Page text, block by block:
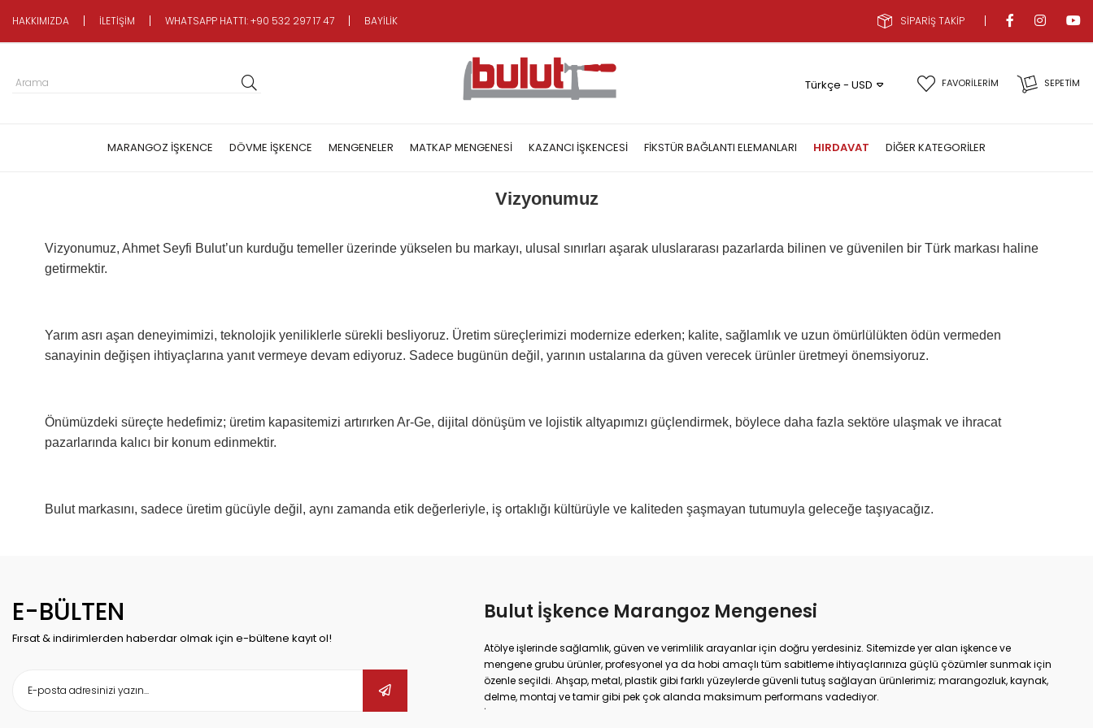
HAKKIMIZDA İLETİŞİM WHATSAPP HATTI: +90 532 297 17 47 BAYİLİK SİPARİŞ TAKİP
SEPETIM
FAVORİLERİM
Türkçe - USD
MARANGOZ İŞKENCE DÖVME İŞKENCE MENGENELER MATKAP MENGENESI KAZANCI İŞKENCESI FIKSTÜR BAĞLANTI ELEMANLARI HIRDAVAT DIĞER KATEGORILER
Vizyonumuz
Vizyonumuz, Ahmet Seyfi Bulut’un kurduğu temeller üzerinde yükselen bu markayı, ulusal sınırları aşarak uluslararası pazarlarda bilinen ve güvenilen bir Türk markası haline
getirmektir.
Yarım asrı aşan deneyimimizi, teknolojik yeniliklerle sürekli besliyoruz. Üretim süreçlerimizi modernize ederken; kalite, sağlamlık ve uzun ömürlülükten ödün vermeden
sanayinin değişen ihtiyaçlarına yanıt vermeye devam ediyoruz. Sadece bugünün değil, yarının ustalarına da güven verecek ürünler üretmeyi önemsiyoruz.
Önümüzdeki süreçte hedefimiz; üretim kapasitemizi artırırken Ar-Ge, dijital dönüşüm ve lojistik altyapımızı güçlendirmek, böylece daha fazla sektöre ulaşmak ve ihracat
pazarlarında kalıcı bir konum edinmektir.
Bulut markasını, sadece üretim gücüyle değil, aynı zamanda etik değerleriyle, iş ortaklığı kültürüyle ve kaliteden şaşmayan tutumuyla geleceğe taşıyacağız.
E-BÜLTEN
Fırsat & indirimlerden haberdar olmak için e-bültene kayıt ol!
Bulut İşkence Marangoz Mengenesi
Atölye işlerinde sağlamlık, güven ve verimlilik arayanlar için doğru yerdesiniz. Sitemizde yer alan işkence ve
mengene grubu ürünler, profesyonel ya da hobi amaçlı tüm sabitleme ihtiyaçlarınıza güçlü çözümler sunmak için
özenle seçildi. Ahşap, metal, plastik gibi farklı yüzeylerde güvenli tutuş sağlayan ürünlerimiz; marangozluk, kaynak,
delme, montaj ve tamir gibi pek çok alanda maksimum performans vadediyor.
İster büyük ölçekli sanayi tipi işler yapıyor olun, ister evde basit onarımlar; doğru işkence ve mengeneyle hem iş